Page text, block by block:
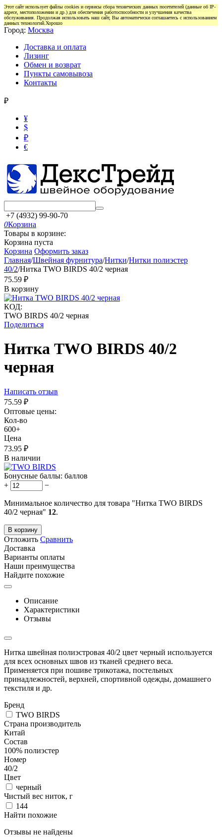
Этот сайт использует файлы cookies и сервисы сбора технических данных посетителей (данные об IP-
адресе, местоположении и др.) для обеспечения работоспособности и улучшения качества
обслуживания. Продолжая использовать наш сайт, Вы автоматически соглашаетесь с использованием
данных технологий. Хорошо
Город: Москва
Доставка и оплата
Лизинг
Обмен и возврат
Пункты самовывоза
Контакты
₽
¥
$
₽
€
+7 (4932) 99-90-70
0Корзина
Товары в корзине:
Корзина пуста
Корзина Оформить заказ
Главная/Швейная фурнитура/Нитки/Нитки полиэстер
40/2/Нитка TWO BIRDS 40/2 черная
75.59 ₽
В корзину
КОД:
TWO BIRDS 40/2 черная
Поделиться
Нитка TWO BIRDS 40/2
черная
Написать отзыв
75.59 ₽
Оптовые цены:
Кол-во
600+
Цена
73.95 ₽
В наличии
Бонусные баллы: баллов
+
−
Минимальное количество для товара "Нитка TWO BIRDS
40/2 черная" 12.
В корзину
Отложить Сравнить
Доставка
Варианты оплаты
Наши преимущества
Найдите похожие
Описание
Характеристики
Отзывы
Нитка швейная полиэстровая 40/2 цвет черный используется
для всех основных швов из тканей среднего веса.
Применяется при пошиве трикотажа, постельных
принадлежностей, верхней, спортивной одежды, домашнего
текстиля и др.
Бренд
TWO BIRDS
Страна производитель
Китай
Состав
100% полиэстер
Номер
40/2
Цвет
черный
Чистый вес ниток, г
144
Найти похожие
Отзывы не найдены